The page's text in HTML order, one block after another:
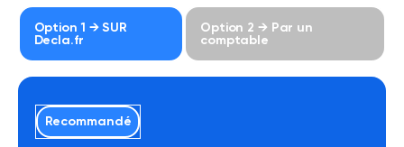
Option 1 → SUR
Decla.fr
Option 2 → Par un
comptable
Recommandé